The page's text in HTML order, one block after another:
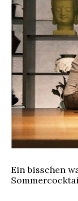
Ein bisschen